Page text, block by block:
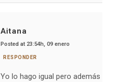
Aitana
Posted at 23:54h, 09 enero
RESPONDER
Yo lo hago igual pero además